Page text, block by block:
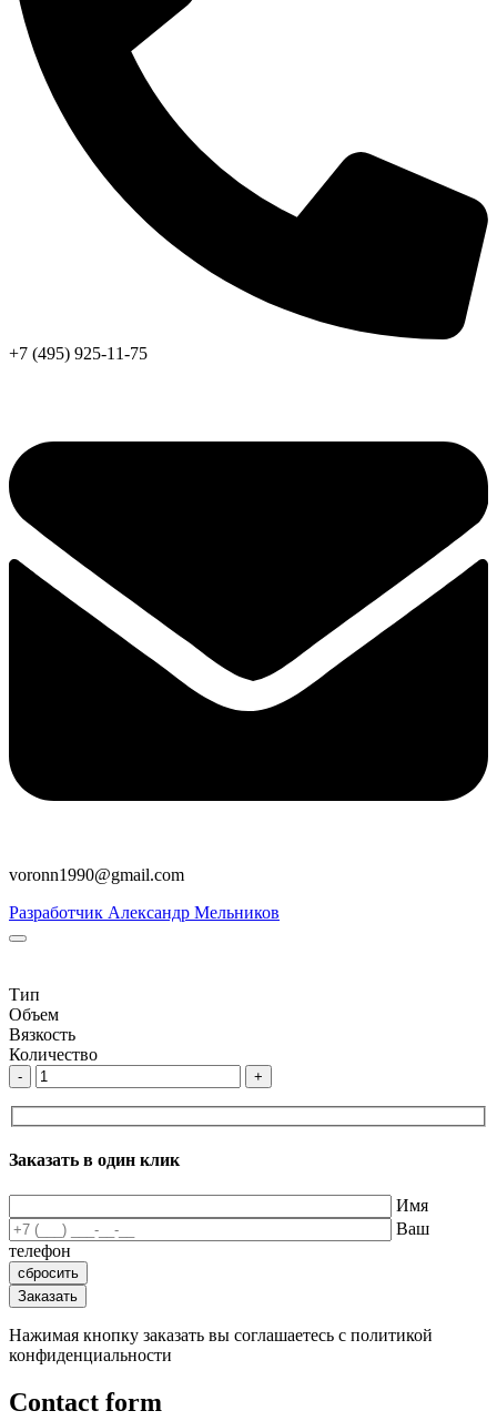
+7 (495) 925-11-75
voronn1990@gmail.com
Разработчик Александр Мельников
Тип
Объем
Вязкость
Количество
- +
Заказать в один клик
Имя
Ваш
телефон
Нажимая кнопку заказать вы соглашаетесь с политикой
конфиденциальности
Contact form